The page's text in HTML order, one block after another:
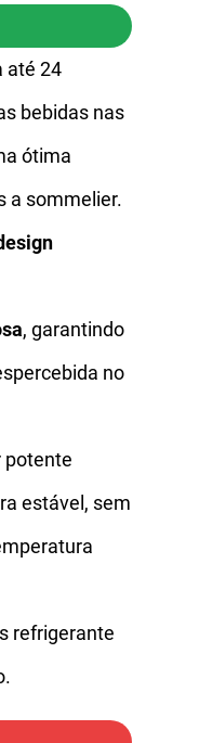
até 24
bebidas nas
ótima
a sommelier.
, garantindo
no
potente
estável, sem
refrigerante